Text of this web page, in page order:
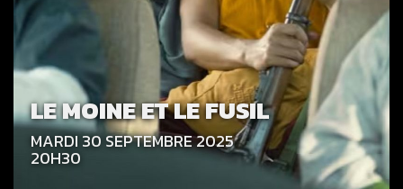
LE MOINE ET LE FUSIL
MARDI 30 SEPTEMBRE 2025
20H30